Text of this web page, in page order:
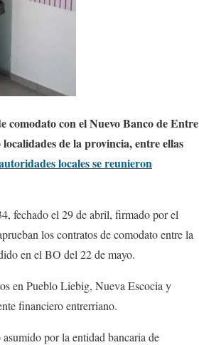
comodato con el Nuevo Banco de Entre
de la provincia, entre ellas
locales se reunieron
fechado el 29 de abril, firmado por el
los contratos de comodato entre la
en el BO del 22 de mayo.
en Pueblo Liebig, Nueva Escocia y
financiero entrerriano.
por la entidad bancaria de